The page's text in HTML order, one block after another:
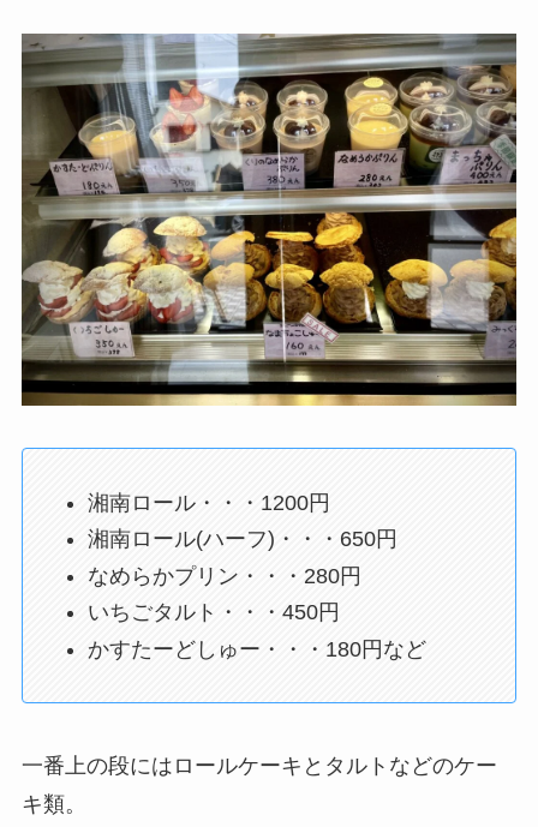
湘南ロール・・・1200円
湘南ロール(ハーフ)・・・650円
なめらかプリン・・・280円
いちごタルト・・・450円
かすたーどしゅー・・・180円など
一番上の段にはロールケーキとタルトなどのケー
キ類。